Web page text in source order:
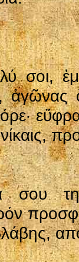
σοι,
νίκαις,
σου